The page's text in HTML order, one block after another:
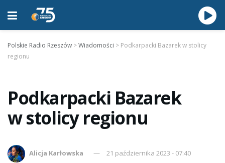
Polskie Radio Rzeszów >Wiadomości > Podkarpacki Bazarek w stolicy
regionu
Podkarpacki Bazarek
w stolicy regionu
Alicja Karłowska
21 października 2023 - 07:40